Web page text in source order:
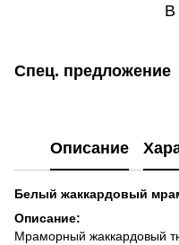
В
Спец. предложение
Описание
Белый жаккардовый
Описание:
Мраморный жаккардовый